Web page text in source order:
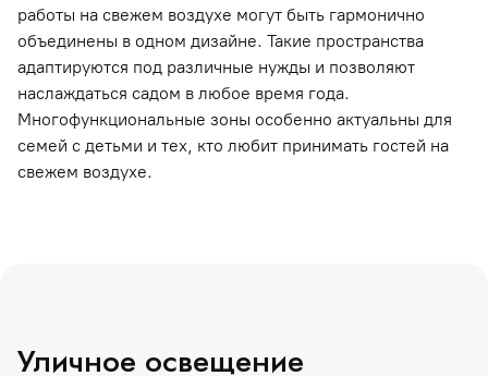
работы на свежем воздухе могут быть гармонично
объединены в одном дизайне. Такие пространства
адаптируются под различные нужды и позволяют
наслаждаться садом в любое время года.
Многофункциональные зоны особенно актуальны для
семей с детьми и тех, кто любит принимать гостей на
свежем воздухе.
Уличное освещение